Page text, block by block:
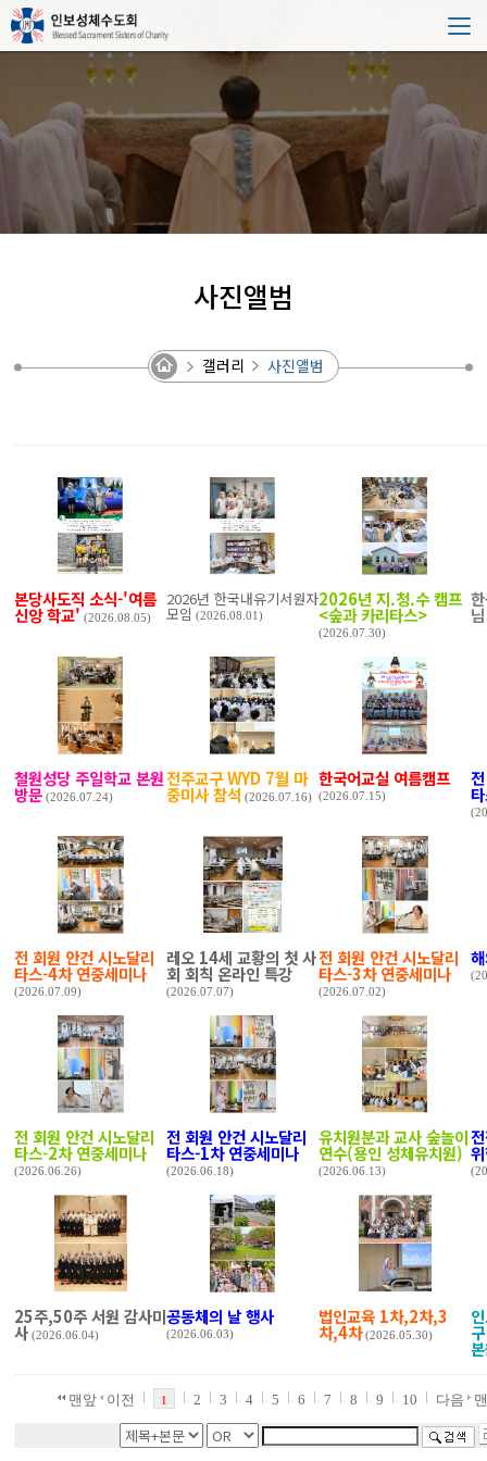
사진앨범
갤러리 사진앨범
본당사도직 소식-'여름
신앙 학교' (2026.08.05)
2026년 한국내유기서원자
모임 (2026.08.01)
2026년 지.청.수 캠프
<숲과 카리타스>
(2026.07.30)
철원성당 주일학교 본원
방문 (2026.07.24)
전주교구 WYD 7월 마
중미사 참석 (2026.07.16)
한국어교실 여름캠프
(2026.07.15)
전 회원 안건 시노달리
타스-4차 연중세미나
(2026.07.09)
레오 14세 교황의 첫 사
회 회칙 온라인 특강
(2026.07.07)
전 회원 안건 시노달리
타스-3차 연중세미나
(2026.07.02)
전 회원 안건 시노달리
타스-2차 연중세미나
(2026.06.26)
전 회원 안건 시노달리
타스-1차 연중세미나
(2026.06.18)
유치원분과 교사 숲놀이
연수(용인 성체유치원)
(2026.06.13)
25주,50주 서원 감사미
사 (2026.06.04)
공동체의 날 행사
(2026.06.03)
법인교육 1차,2차,3
차,4차 (2026.05.30)
맨앞 이전 1 2 3 4 5 6 7 8 9 10 다음